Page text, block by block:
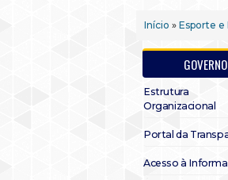
Início » Esporte e
GOVERNO
Estrutura
Organizacional
Portal da
Acesso à